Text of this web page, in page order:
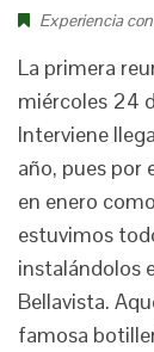
Experiencia
La primera
miércoles 24
Interviene
año, pues por
en enero
estuvimos
instalándolos
Bellavista.
famosa